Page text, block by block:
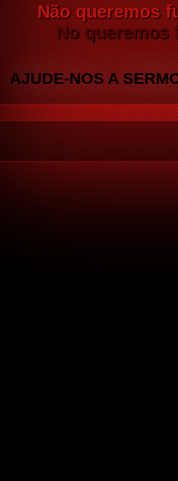
Não queremos
No queremos
AJUDE-NOS A